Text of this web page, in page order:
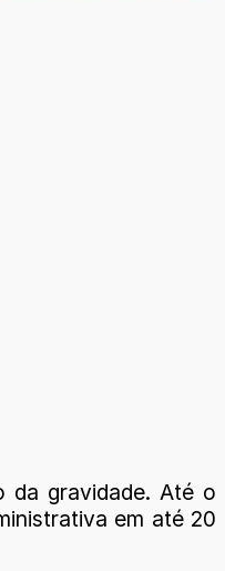
da gravidade. Até o
em até 20